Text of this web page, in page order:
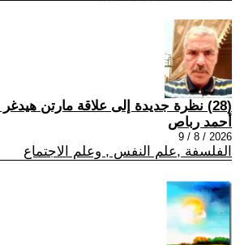
(28) نظرة جديدة إلى علاقة مارتن هيدغر بالنازية
أحمد رباص
2026 / 8 / 9
الفلسفة ,علم النفس , وعلم الاجتماع